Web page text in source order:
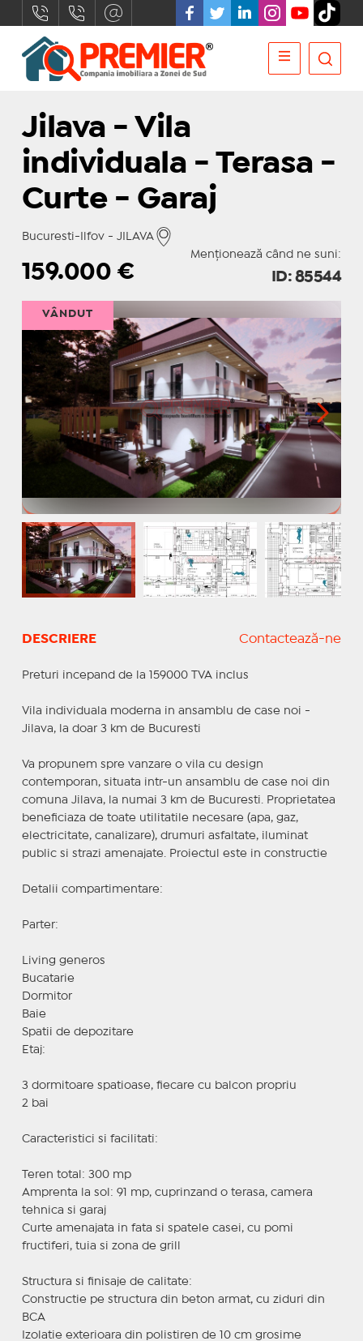
Jilava - Vila
individuala - Terasa -
Curte - Garaj
Bucuresti-Ilfov - JILAVA
Menționează când ne suni:
159.000 € ID: 85544
VÂNDUT
DESCRIERE Contactează-ne
Preturi incepand de la 159000 TVA inclus
Vila individuala moderna in ansamblu de case noi -
Jilava, la doar 3 km de Bucuresti
Va propunem spre vanzare o vila cu design
contemporan, situata intr-un ansamblu de case noi din
comuna Jilava, la numai 3 km de Bucuresti. Proprietatea
beneficiaza de toate utilitatile necesare (apa, gaz,
electricitate, canalizare), drumuri asfaltate, iluminat
public si strazi amenajate. Proiectul este in constructie
Detalii compartimentare:
Parter:
Living generos
Bucatarie
Dormitor
Baie
Spatii de depozitare
Etaj:
3 dormitoare spatioase, fiecare cu balcon propriu
2 bai
Caracteristici si facilitati:
Teren total: 300 mp
Amprenta la sol: 91 mp, cuprinzand o terasa, camera
tehnica si garaj
Curte amenajata in fata si spatele casei, cu pomi
fructiferi, tuia si zona de grill
Structura si finisaje de calitate:
Constructie pe structura din beton armat, cu ziduri din
BCA
Izolatie exterioara din polistiren de 10 cm grosime